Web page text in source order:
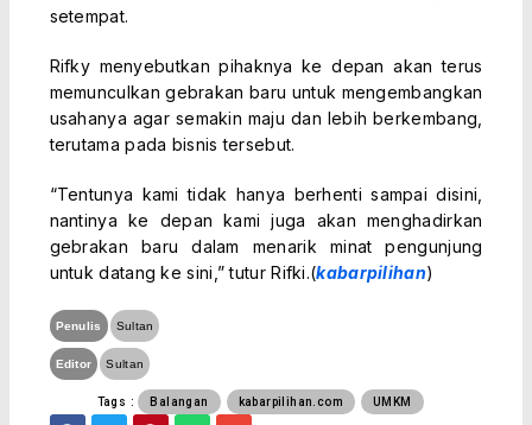
setempat.
Rifky menyebutkan pihaknya ke depan akan terus
memunculkan gebrakan baru untuk mengembangkan
usahanya agar semakin maju dan lebih berkembang,
terutama pada bisnis tersebut.
“Tentunya kami tidak hanya berhenti sampai disini,
nantinya ke depan kami juga akan menghadirkan
gebrakan baru dalam menarik minat pengunjung
untuk datang ke sini,” tutur Rifki.(kabarpilihan)
Penulis Sultan
Editor Sultan
Tags : Balangan kabarpilihan.com UMKM